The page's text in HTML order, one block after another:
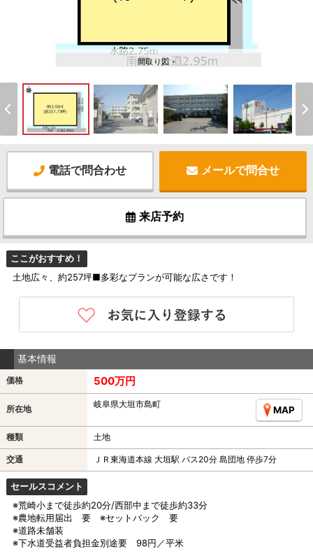
間取り図 -
電話で問合わせ メールで問合せ
来店予約
ここがおすすめ！
土地広々、約257坪■多彩なプランが可能な広さです！
基本情報
価格 500万円
所在地 岐阜県大垣市島町
MAP
種類 土地
交通 ＪＲ東海道本線 大垣駅 バス20分 島団地 停歩7分
セールスコメント
※荒崎小まで徒歩約20分/西部中まで徒歩約33分
※農地転用届出 要 ※セットバック 要
※道路未舗装
※下水道受益者負担金別途要 98円／平米